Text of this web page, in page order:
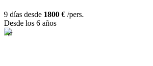
9 días desde 1800 € /pers.
Desde los 6 años